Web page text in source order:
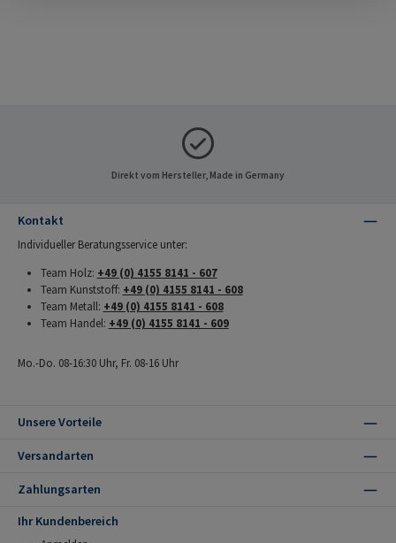
Direkt vom Hersteller, Made in Germany
Kontakt
Individueller Beratungsservice unter:
Team Holz: +49 (0) 4155 8141 - 607
Team Kunststoff: +49 (0) 4155 8141 - 608
Team Metall: +49 (0) 4155 8141 - 608
Team Handel: +49 (0) 4155 8141 - 609
Mo.-Do. 08-16:30 Uhr, Fr. 08-16 Uhr
Unsere Vorteile
Versandarten
Zahlungsarten
Ihr Kundenbereich